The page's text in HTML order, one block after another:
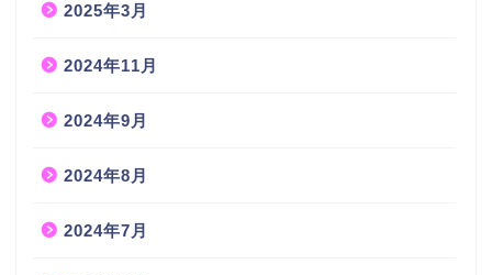
2025年3月
2024年11月
2024年9月
2024年8月
2024年7月